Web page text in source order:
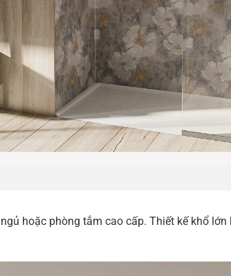
hoặc phòng tắm cao cấp. Thiết kế khổ